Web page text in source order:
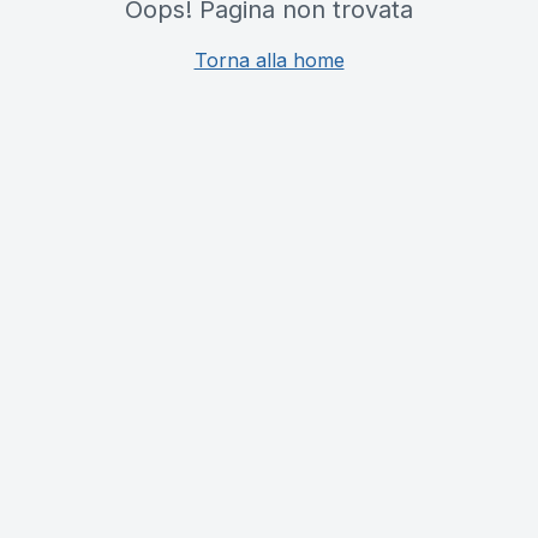
Oops! Pagina non trovata
Torna alla home